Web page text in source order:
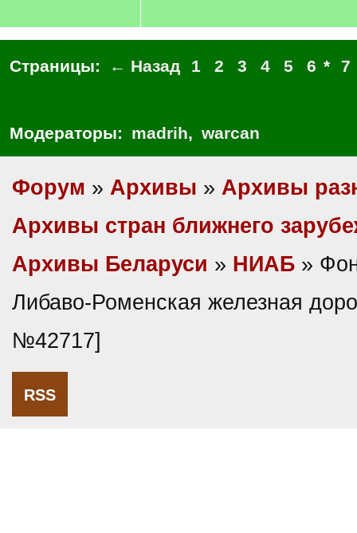
Страницы: ← Назад 1 2 3 4 5 6 * 7
Модераторы: madrih, warcan
Форум » Архивы » Архивы
Архивы стран ближнего
Архивы Беларуси » НИАБ »
Либаво-Роменская железная
№42717]
RSS